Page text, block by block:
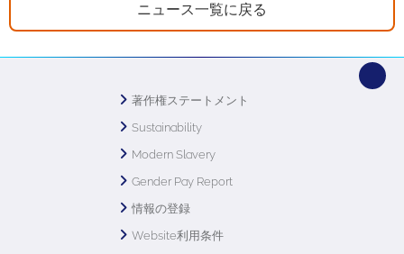
ニュース一覧に戻る
著作権ステートメント
Sustainability
Modern Slavery
Gender Pay Report
情報の登録
Website利用条件